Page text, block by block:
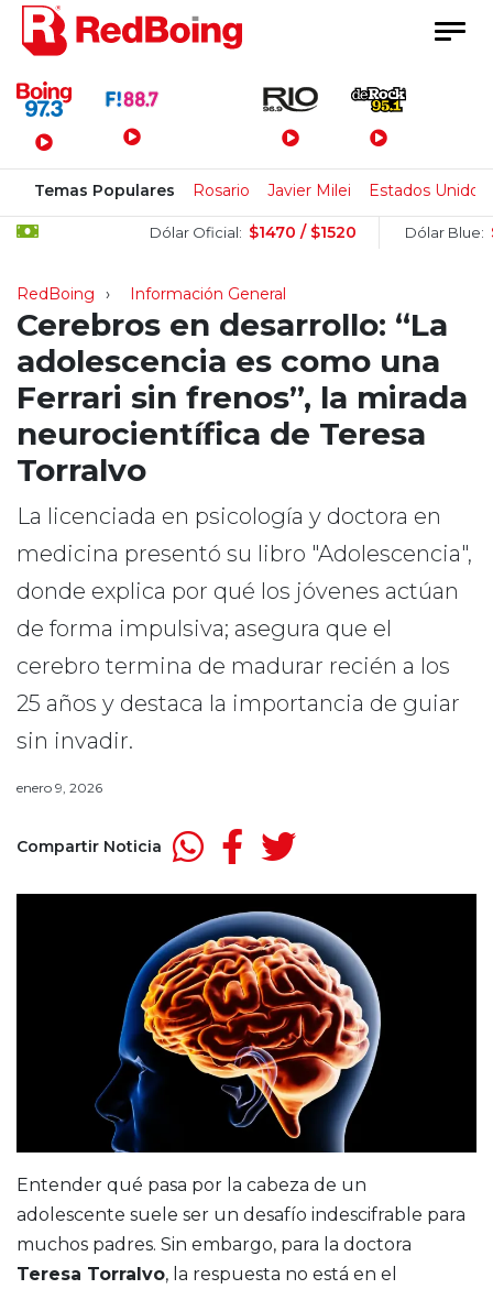
Menú Principal
Temas Populares Rosario Javier Milei Estados Unidos
Dólar Oficial: $1470 / $1520 Dólar Blue:
RedBoing Información General
Cerebros en desarrollo: “La
adolescencia es como una
Ferrari sin frenos”, la mirada
neurocientífica de Teresa
Torralvo
La licenciada en psicología y doctora en
medicina presentó su libro "Adolescencia",
donde explica por qué los jóvenes actúan
de forma impulsiva; asegura que el
cerebro termina de madurar recién a los
25 años y destaca la importancia de guiar
sin invadir.
enero 9, 2026
Compartir Noticia
Entender qué pasa por la cabeza de un
adolescente suele ser un desafío indescifrable para
muchos padres. Sin embargo, para la doctora
Teresa Torralvo, la respuesta no está en el